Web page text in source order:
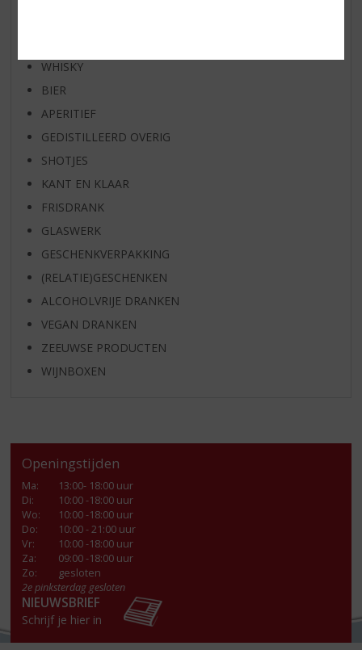
WHISKY
BIER
APERITIEF
GEDISTILLEERD OVERIG
SHOTJES
KANT EN KLAAR
FRISDRANK
GLASWERK
GESCHENKVERPAKKING
(RELATIE)GESCHENKEN
ALCOHOLVRIJE DRANKEN
VEGAN DRANKEN
ZEEUWSE PRODUCTEN
WIJNBOXEN
Openingstijden
Ma:
13:00- 18:00 uur
Di:
10:00 -18:00 uur
Wo:
10:00 -18:00 uur
Do:
10:00 - 21:00 uur
Vr:
10:00 -18:00 uur
Za:
09:00 -18:00 uur
Zo:
gesloten
2e pinksterdag gesloten
NIEUWSBRIEF
Schrijf je hier in